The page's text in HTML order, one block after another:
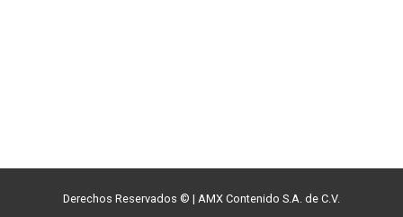
Derechos Reservados © | AMX Contenido S.A. de C.V.